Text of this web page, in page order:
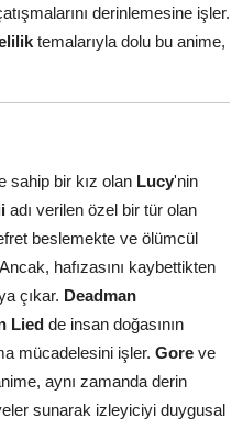
derinlemesine işler.
temalarıyla dolu bu anime,
sahip bir kız olan Lucy'nin
adı verilen özel bir tür olan
beslemekte ve ölümcül
hafızasını kaybettikten
çıkar. Deadman
Lied de insan doğasının
mücadelesini işler. Gore ve
aynı zamanda derin
sunarak izleyiciyi duygusal